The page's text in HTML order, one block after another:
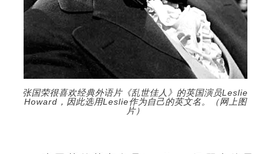
张国荣很喜欢经典外语片《乱世佳人》的英国演员Leslie
Howard，因此选用Leslie作为自己的英文名。（网上图
片）